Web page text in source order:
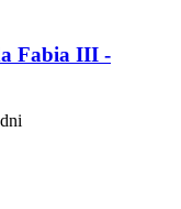
Fabia III -